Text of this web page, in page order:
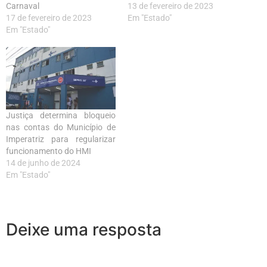
Carnaval
17 de fevereiro de 2023
Em "Estado"
13 de fevereiro de 2023
Em "Estado"
Justiça determina bloqueio
nas contas do Município de
Imperatriz para regularizar
funcionamento do HMI
14 de junho de 2024
Em "Estado"
Deixe uma resposta